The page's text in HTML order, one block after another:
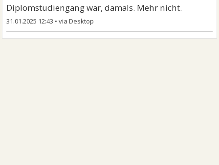
Diplomstudiengang war, damals. Mehr nicht.
31.01.2025 12:43 •